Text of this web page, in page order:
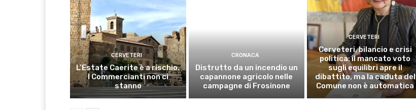
CERVETERI
L’Estate Caerite è a rischio.
I Commercianti non ci
stanno
CRONACA
Distrutto da un incendio un
capannone agricolo nelle
campagne di Frosinone
CERVETERI
Cerveteri, bilancio e crisi
politica: il mancato voto
sugli equilibri apre il
dibattito, ma la caduta del
Comune non è automatica